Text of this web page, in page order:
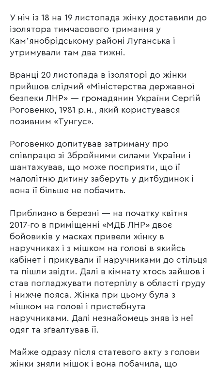
У ніч із 18 на 19 листопада жінку доставили до
ізолятора тимчасового тримання у
Камʼянобрідському районі Луганська і
утримували там два тижні.
Вранці 20 листопада в ізоляторі до жінки
прийшов слідчий «Міністерства державної
безпеки ЛНР» — громадянин України Сергій
Роговенко, 1981 р.н., який користувався
позивним «Тунгус».
Роговенко допитував затриману про
співпрацю зі Збройними силами України і
шантажував, що може посприяти, що її
малолітню дитину заберуть у дитбудинок і
вона її більше не побачить.
Приблизно в березні — на початку квітня
2017-го в приміщенні «МДБ ЛНР» двоє
бойовиків у масках привели жінку в
наручниках і з мішком на голові в якийсь
кабінет і прикували її наручниками до стільця
та пішли звідти. Далі в кімнату хтось зайшов і
став погладжувати потерпілу в області груду
і нижче пояса. Жінка при цьому була з
мішком на голові і пристебнута
наручниками. Далі незнайомець зняв із неї
одяг та зґвалтував її.
Майже одразу після статевого акту з голови
жінки зняли мішок і вона побачила, що